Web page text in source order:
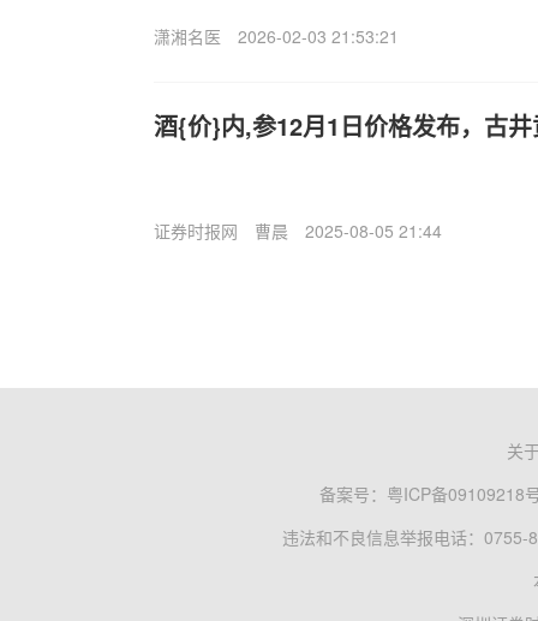
潇湘名医 2026-02-03 21:53:21
酒{价}内,参12月1日价格发布，古
证券时报网 曹晨 2025-08-05 21:44
关
备案号： 粤ICP备09109218
违法和不良信息举报电话：0755-